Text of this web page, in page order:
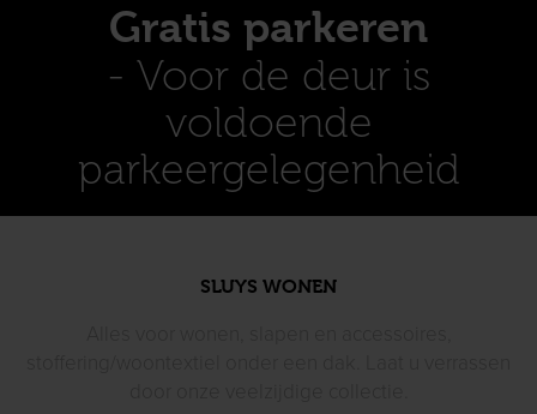
Gratis parkeren
- Voor de deur is
voldoende
parkeergelegenheid
SLUYS WONEN